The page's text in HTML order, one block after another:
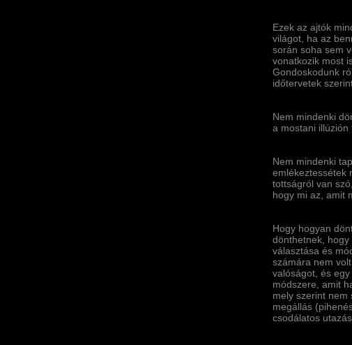
Ezek az ajtók
világot, ha az
során soha sem
vonatkozik most
Gondoskodunk
időtervetek
Nem mindenki
a mostani illúzión
Nem mindenki
emlékeztessétek
tottságról van
hogy mi az, amit
Hogy hogyan
dönthetnek,
választása és
számára nem
valóságot, és
módszere, amit
mely szerint nem
megállás
csodálatos